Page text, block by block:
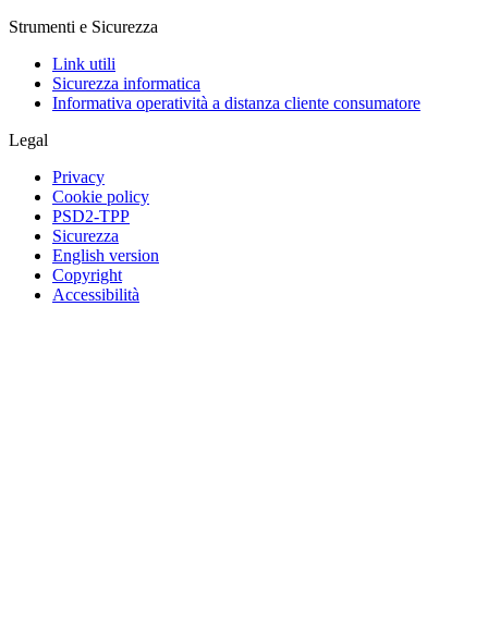
Strumenti e Sicurezza
Link utili
Sicurezza informatica
Informativa operatività a distanza cliente consumatore
Legal
Privacy
Cookie policy
PSD2-TPP
Sicurezza
English version
Copyright
Accessibilità